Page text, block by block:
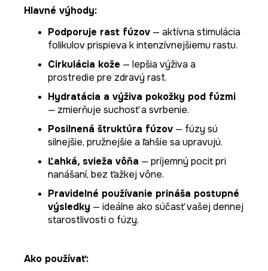
Hlavné výhody:
Podporuje rast fúzov — aktívna stimulácia
folikulov prispieva k intenzívnejšiemu rastu.
Cirkulácia kože — lepšia výživa a
prostredie pre zdravý rast.
Hydratácia a výživa pokožky pod fúzmi
— zmierňuje suchosť a svrbenie.
Posilnená štruktúra fúzov — fúzy sú
silnejšie, pružnejšie a ľahšie sa upravujú.
Ľahká, svieža vôňa — príjemný pocit pri
nanášaní, bez ťažkej vône.
Pravidelné používanie prináša postupné
výsledky — ideálne ako súčasť vašej dennej
starostlivosti o fúzy.
Ako používať: